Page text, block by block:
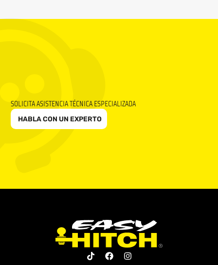
SOLICITA ASISTENCIA TÉCNICA ESPECIALIZADA
HABLA CON UN EXPERTO